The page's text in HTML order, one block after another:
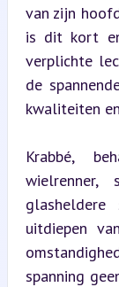
van zijn
is dit kort
verplichte
de
kwaliteiten
Krabbé,
uitdiepen
spanning